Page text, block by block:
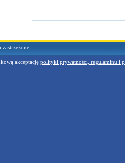
akceptację polityki prywatności, regulaminu i